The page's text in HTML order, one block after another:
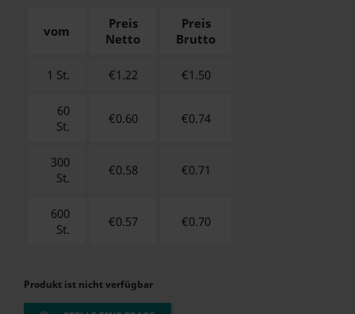
vom
Preis
Netto
Preis
Brutto
1 St. €1.22 €1.50
60
St.
€0.60 €0.74
300
St.
€0.58 €0.71
600
St.
€0.57 €0.70
Produkt ist nicht verfügbar